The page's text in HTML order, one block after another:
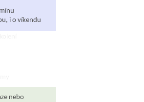
i o víkendu
nebo